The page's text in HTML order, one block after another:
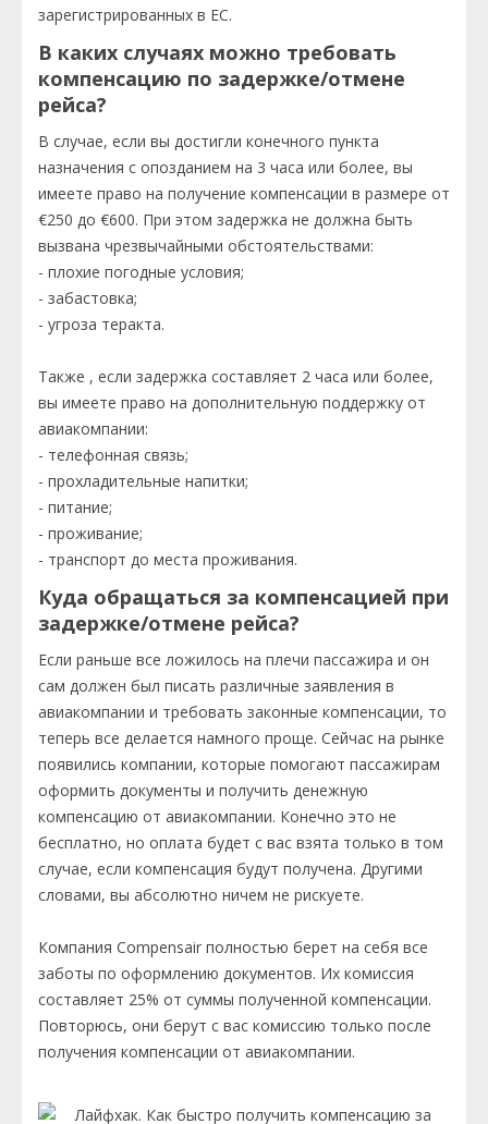
зарегистрированных в ЕС.
В каких случаях можно требовать
компенсацию по задержке/отмене
рейса?
В случае, если вы достигли конечного пункта
назначения с опозданием на 3 часа или более, вы
имеете право на получение компенсации в размере от
€250 до €600. При этом задержка не должна быть
вызвана чрезвычайными обстоятельствами:
- плохие погодные условия;
- забастовка;
- угроза теракта.
Также , если задержка составляет 2 часа или более,
вы имеете право на дополнительную поддержку от
авиакомпании:
- телефонная связь;
- прохладительные напитки;
- питание;
- проживание;
- транспорт до места проживания.
Куда обращаться за компенсацией при
задержке/отмене рейса?
Если раньше все ложилось на плечи пассажира и он
сам должен был писать различные заявления в
авиакомпании и требовать законные компенсации, то
теперь все делается намного проще. Сейчас на рынке
появились компании, которые помогают пассажирам
оформить документы и получить денежную
компенсацию от авиакомпании. Конечно это не
бесплатно, но оплата будет с вас взята только в том
случае, если компенсация будут получена. Другими
словами, вы абсолютно ничем не рискуете.
Компания Compensair полностью берет на себя все
заботы по оформлению документов. Их комиссия
составляет 25% от суммы полученной компенсации.
Повторюсь, они берут с вас комиссию только после
получения компенсации от авиакомпании.